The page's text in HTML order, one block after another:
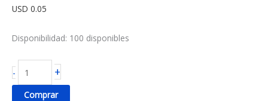
USD 0.05
Disponibilidad: 100 disponibles
- +
Comprar